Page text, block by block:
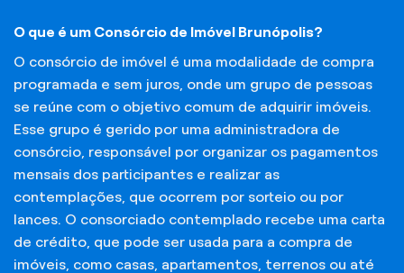
O que é um Consórcio de Imóvel Brunópolis?
O consórcio de imóvel é uma modalidade de compra
programada e sem juros, onde um grupo de pessoas
se reúne com o objetivo comum de adquirir imóveis.
Esse grupo é gerido por uma administradora de
consórcio, responsável por organizar os pagamentos
mensais dos participantes e realizar as
contemplações, que ocorrem por sorteio ou por
lances. O consorciado contemplado recebe uma carta
de crédito, que pode ser usada para a compra de
imóveis, como casas, apartamentos, terrenos ou até